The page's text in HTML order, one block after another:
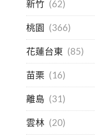
新竹 (62)
桃園 (366)
花蓮台東 (85)
苗栗 (16)
離島 (31)
雲林 (20)